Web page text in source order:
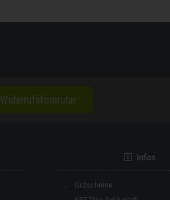
Widerrufsformular
Infos
Gutscheine